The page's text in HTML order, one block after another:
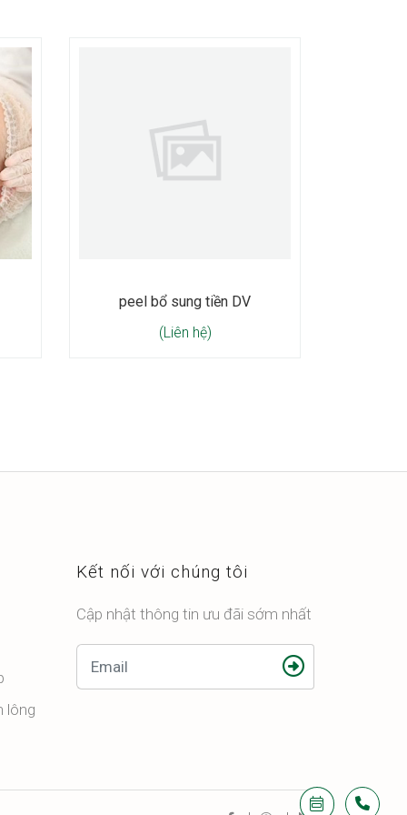
peel bổ sung tiền DV
(Liên hệ)
lông
Kết nối với chúng tôi
Cập nhật thông tin ưu đãi sớm nhất